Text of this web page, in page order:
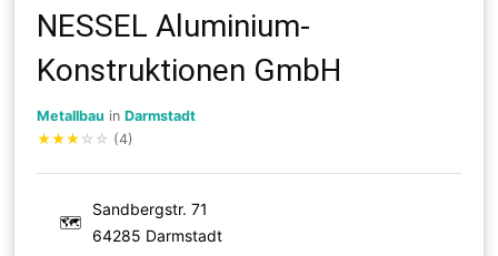
NESSEL Aluminium-
Konstruktionen GmbH
Metallbau inDarmstadt
★★★ ☆ ☆ (4)
🗺
Sandbergstr. 71
64285 Darmstadt